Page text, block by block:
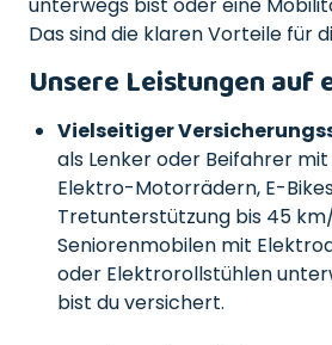
Das sind die klaren Vorteile für
Unsere Leistungen auf
Vielseitiger
als Lenker oder Beifahrer
Elektro-Motorrädern, E-
Tretunterstützung bis 45
Seniorenmobilen mit
oder Elektrorollstühlen
bist du versichert.